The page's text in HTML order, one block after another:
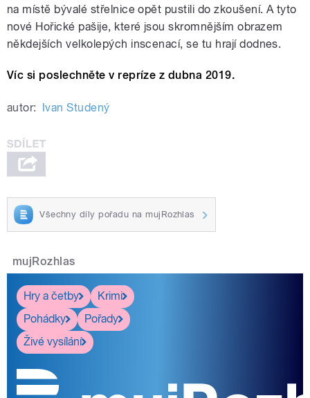
na místě bývalé střelnice opět pustili do zkoušení. A tyto
nové Hořické pašije, které jsou skromnějším obrazem
někdejších velkolepých inscenací, se tu hrají dodnes.
Víc si poslechněte v repríze z dubna 2019.
autor: Ivan Studený
Všechny díly pořadu na mujRozhlas
mujRozhlas
Hry a četby
Krimi
Pohádky
Pořady
Živé vysílání